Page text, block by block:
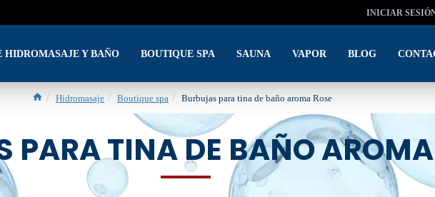
INICIAR
HIDROMASAJE Y BAÑO BOUTIQUE SPA SAUNA VAPOR BLOG
Hidromasaje Boutique spa Burbujas para tina de baño aroma Rose
PARA TINA DE BAÑO AROMA